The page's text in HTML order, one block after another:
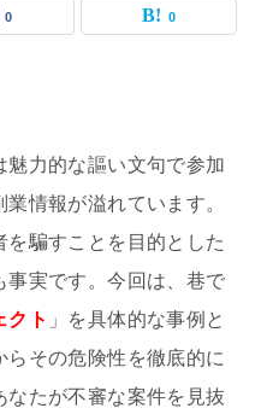
0 0
力的な謳い文句で参加
情報が溢れています。
を騙すことを目的とした
事実です。今回は、巷で
クト 」を具体的な事例と
らその危険性を徹底的に
たが不審な案件を見抜